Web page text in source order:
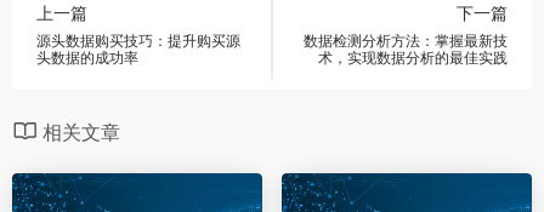
上一篇
源头数据购买技巧：提升购买源
头数据的成功率
下一篇
数据检测分析方法：掌握最新技
术，实现数据分析的最佳实践
相关文章